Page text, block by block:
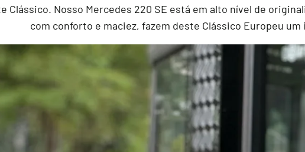
Clássico. Nosso Mercedes 220 SE está em alto nível de
com conforto e maciez, fazem deste Clássico Europeu um